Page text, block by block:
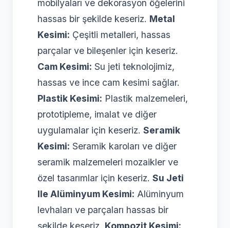
mobilyaları ve dekorasyon öğelerini
hassas bir şekilde keseriz. Metal
Kesimi: Çeşitli metalleri, hassas
parçalar ve bileşenler için keseriz.
Cam Kesimi: Su jeti teknolojimiz,
hassas ve ince cam kesimi sağlar.
Plastik Kesimi: Plastik malzemeleri,
prototipleme, imalat ve diğer
uygulamalar için keseriz. Seramik
Kesimi: Seramik karoları ve diğer
seramik malzemeleri mozaikler ve
özel tasarımlar için keseriz. Su Jeti
Ile Alüminyum Kesimi: Alüminyum
levhaları ve parçaları hassas bir
şekilde keseriz. Kompozit Kesimi: